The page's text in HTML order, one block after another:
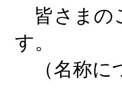
皆さまの
す。
（名称に